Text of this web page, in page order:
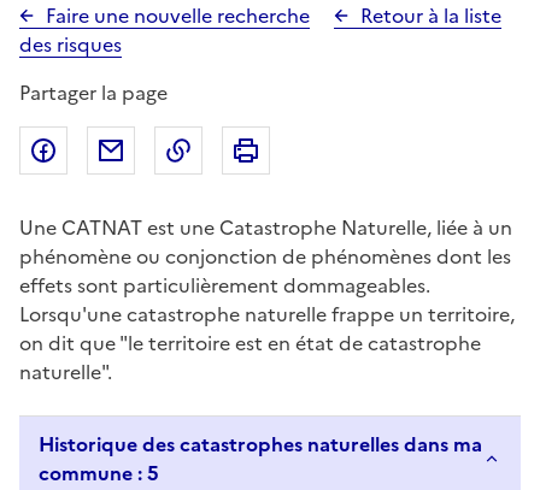
Faire une nouvelle recherche
Retour à la liste
des risques
Partager la page
Partager sur Facebook
Partager par emailCopier dans le presse-papier
Une CATNAT est une Catastrophe Naturelle, liée à un
phénomène ou conjonction de phénomènes dont les
effets sont particulièrement dommageables.
Lorsqu'une catastrophe naturelle frappe un territoire,
on dit que "le territoire est en état de catastrophe
naturelle".
Historique des catastrophes naturelles dans ma
commune : 5